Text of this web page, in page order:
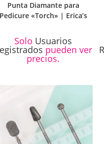
Punta Diamante para
«Torch» | Erica’s
Solo Usuarios
pueden ver
precios.